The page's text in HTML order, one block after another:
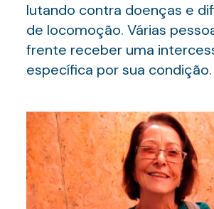
lutando contra doenças e
de locomoção. Várias
frente receber uma
específica por sua condição.